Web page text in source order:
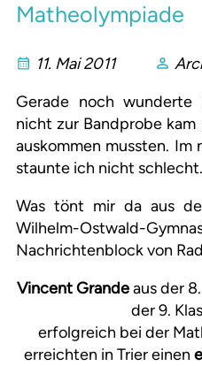
Matheolympiade
11. Mai 2011
Gerade noch
nicht zur Bandprobe
auskommen mussten.
staunte ich nicht schlecht.
Was tönt mir da aus
Wilhelm-
Nachrichtenblock von
Vincent Grandeaus der
der 9.
erfolgreich bei der
erreichten in Trier einen